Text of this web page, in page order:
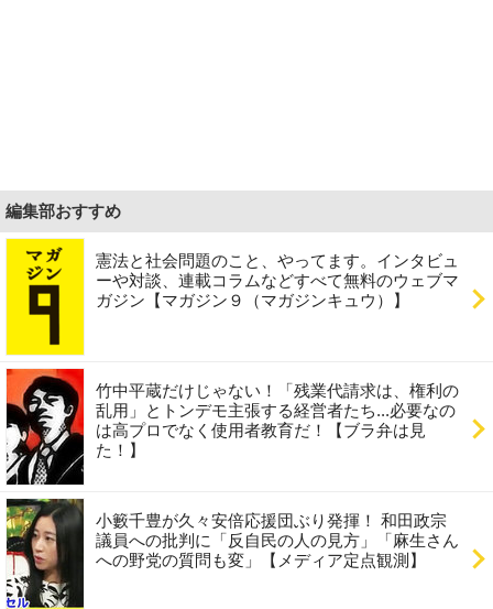
編集部おすすめ
憲法と社会問題のこと、やってます。インタビュ
ーや対談、連載コラムなどすべて無料のウェブマ
ガジン【マガジン９（マガジンキュウ）】
竹中平蔵だけじゃない！「残業代請求は、権利の
乱用」とトンデモ主張する経営者たち...必要なの
は高プロでなく使用者教育だ！【ブラ弁は見
た！】
小籔千豊が久々安倍応援団ぶり発揮！ 和田政宗
議員への批判に「反自民の人の見方」「麻生さん
への野党の質問も変」【メディア定点観測】